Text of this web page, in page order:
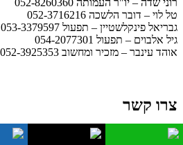
רוני שדה – יו"ר העמותה 052-8260360
טל לוי – דובר הלשכה 052-3716216
גבריאל פינקלשטיין – תפעול 053-3379597
גיל אלבוים – תפעול 054-2077301
אוהד עינבר – מזכיר ומחשוב 052-3925353
צרו קשר
שעות מענה טלפוני במשרד – בימי ראשון 12:00 – 17:00